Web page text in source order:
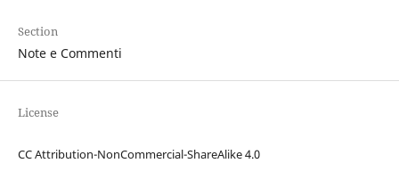
Section
Note e Commenti
License
CC Attribution-NonCommercial-ShareAlike 4.0